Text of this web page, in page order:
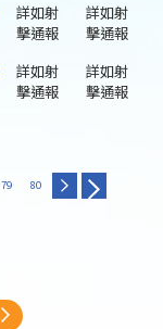
詳如射
擊通報
詳如射
擊通報
詳如射
擊通報
詳如射
擊通報
79 80